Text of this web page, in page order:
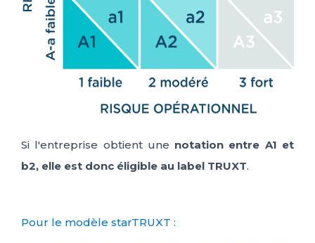
Si l'entreprise obtient une notation entre A1 et
b2, elle est donc éligible au label TRUXT.
Pour le modèle starTRUXT :